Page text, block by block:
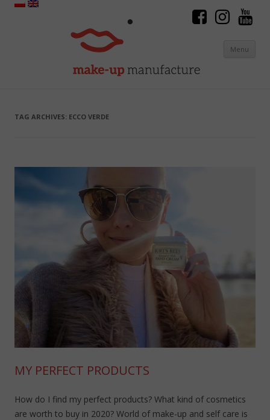
Menu
TAG ARCHIVES: ECCO VERDE
MY PERFECT PRODUCTS
How do I find my perfect products? What kind of cosmetics
are worth to buy in 2020? World of make-up and self care is